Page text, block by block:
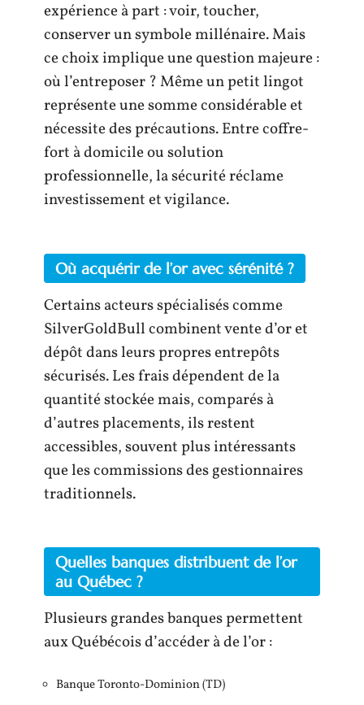
expérience à part : voir, toucher,
conserver un symbole millénaire. Mais
ce choix implique une question majeure :
où l’entreposer ? Même un petit lingot
représente une somme considérable et
nécessite des précautions. Entre coffre-
fort à domicile ou solution
professionnelle, la sécurité réclame
investissement et vigilance.
Où acquérir de l’or avec sérénité ?
Certains acteurs spécialisés comme
SilverGoldBull combinent vente d’or et
dépôt dans leurs propres entrepôts
sécurisés. Les frais dépendent de la
quantité stockée mais, comparés à
d’autres placements, ils restent
accessibles, souvent plus intéressants
que les commissions des gestionnaires
traditionnels.
Quelles banques distribuent de l’or
au Québec ?
Plusieurs grandes banques permettent
aux Québécois d’accéder à de l’or :
Banque Toronto-Dominion (TD)